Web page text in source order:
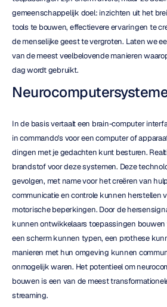
gemeenschappelijk doel: inzichten uit het
tools te bouwen, effectievere ervaringen te
de menselijke geest te vergroten. Laten we
van de meest veelbelovende manieren
dag wordt gebruikt.
In de basis vertaalt een brain-computer
in commando's voor een computer of
dingen met je gedachten kunt besturen.
brandstof voor deze systemen. Deze
gevolgen, met name voor het creëren van
communicatie en controle kunnen herstellen
motorische beperkingen. Door de
kunnen ontwikkelaars toepassingen bouwen
een scherm kunnen typen, een prothese
manieren met hun omgeving kunnen
onmogelijk waren. Het potentieel om
bouwen is een van de meest
streaming.